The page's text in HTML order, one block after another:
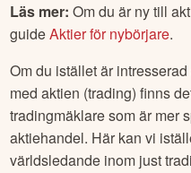
Läs mer: Om du är ny till
guideAktier för nybörjare.
Om du istället är
med aktien (trading) finns
tradingmäklare som är mer
aktiehandel. Här kan vi
världsledande inom just